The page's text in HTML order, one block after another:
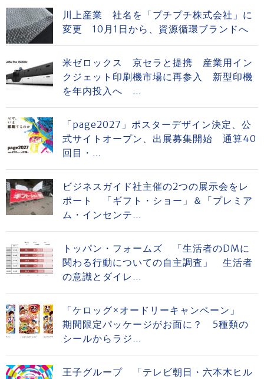
川上産業 社名を「プチプチ株式会社」に
変更 10月1日から、資源循環ブランドへ
米ゼロックス 京セラと提携 産業用イン
クジェット印刷機市場に再参入 新型印機
を年内投入へ ...
「page2027」ポスターデザイン決定、公
式サイトオープン、出展募集開始 通算40
回目・...
ビジネスガイド社主催の2つの展示会をレ
ポート 「ギフト・ショー」＆「プレミア
ム・インセンテ...
トッパン・フォームズ 「生活者のDMに
関わる行動についての自主調査」 生活者
の意識とダイレ...
「ケロッグ×オードリーキャンペーン」
期間限定パッケージがお面に？ 5種類の
シールからラジ...
王子グループ 「テレビ朝日・六本木ヒル